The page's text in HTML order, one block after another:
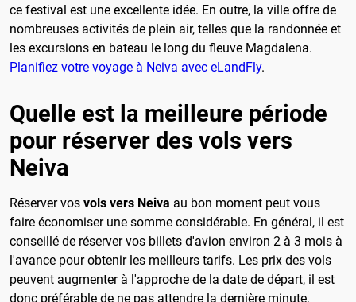
ce festival est une excellente idée. En outre, la ville offre de
nombreuses activités de plein air, telles que la randonnée et
les excursions en bateau le long du fleuve Magdalena.
Planifiez votre voyage à Neiva avec eLandFly.
Quelle est la meilleure période
pour réserver des vols vers
Neiva
Réserver vos vols vers Neiva au bon moment peut vous
faire économiser une somme considérable. En général, il est
conseillé de réserver vos billets d'avion environ 2 à 3 mois à
l'avance pour obtenir les meilleurs tarifs. Les prix des vols
peuvent augmenter à l'approche de la date de départ, il est
donc préférable de ne pas attendre la dernière minute.